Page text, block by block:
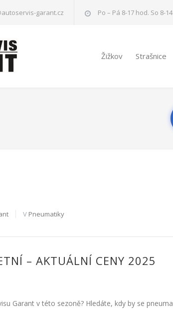
garant.cz Po – Pá 8-17 hod. So 8-
Žižkov Strašnice
V Pneumatiky
– AKTUÁLNÍ CENY 2025
Garant v této sezoně? Hledáte, kdy by se